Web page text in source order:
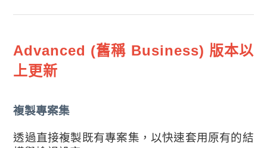
Advanced (舊稱 Business) 版本以
上更新
複製專案集
透過直接複製既有專案集，以快速套用原有的結